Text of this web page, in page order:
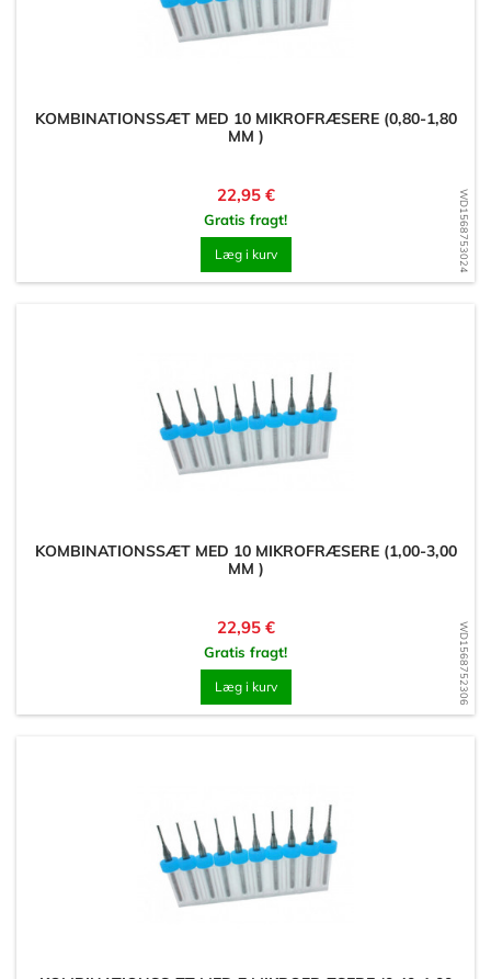
WD1568753024
KOMBINATIONSSÆT MED 10 MIKROFRÆSERE (0,80-1,80
MM )
Pris
22,95 €
Gratis fragt!
Læg i kurv
WD1568752306
KOMBINATIONSSÆT MED 10 MIKROFRÆSERE (1,00-3,00
MM )
Pris
22,95 €
Gratis fragt!
Læg i kurv